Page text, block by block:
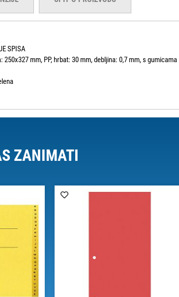
SPISA
mm, PP, hrbat: 30 mm, debljina: 0,7 mm, s
ZANIMATI